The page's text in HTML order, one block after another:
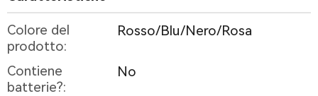
Colore del
prodotto:
Rosso/Blu/Nero/Rosa
Contiene
batterie?:
No